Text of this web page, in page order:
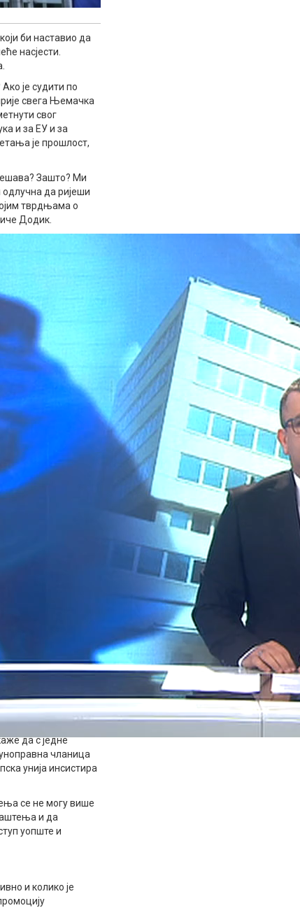
би наставио да
насјести.
је судити по
свега Њемачка
свог
и за ЕУ и за
је прошлост,
Зашто? Ми
да ријеши
тврдњама о
Додик.
а у исто вријеме
ићи са
у БиХ. И то са свим
врхунац
Радован
да с једне
чланица
унија инсистира
се не могу више
и да
уопште и
и колико је